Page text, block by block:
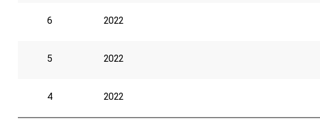
6 2022
5 2022
4 2022